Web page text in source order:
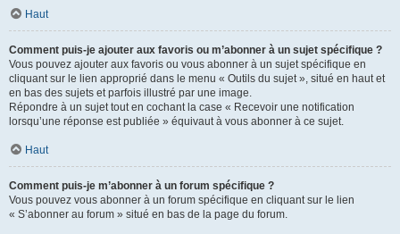
Haut
Comment puis-je ajouter aux favoris ou m’abonner à un sujet spécifique ?
Vous pouvez ajouter aux favoris ou vous abonner à un sujet spécifique en
cliquant sur le lien approprié dans le menu « Outils du sujet », situé en haut et
en bas des sujets et parfois illustré par une image.
Répondre à un sujet tout en cochant la case « Recevoir une notification
lorsqu’une réponse est publiée » équivaut à vous abonner à ce sujet.
Haut
Comment puis-je m’abonner à un forum spécifique ?
Vous pouvez vous abonner à un forum spécifique en cliquant sur le lien
« S’abonner au forum » situé en bas de la page du forum.